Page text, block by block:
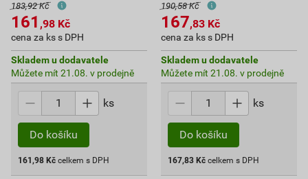
183,92 Kč
161 ,98 Kč
cena za ks s DPH
Skladem u dodavatele
Můžete mít 21.08. v prodejně
ks
Do košíku
161,98 Kč celkem s DPH
190,58 Kč
167,83 Kč
cena za ks s DPH
Skladem u dodavatele
Můžete mít 21.08. v prodejně
ks
Do košíku
167,83 Kč celkem s DPH